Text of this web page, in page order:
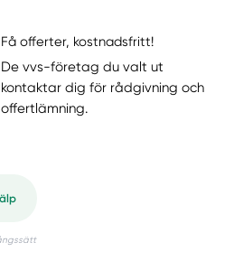
Få offerter, kostnadsfritt!
De vvs-företag du valt ut
kontaktar dig för rådgivning och
offertlämning.